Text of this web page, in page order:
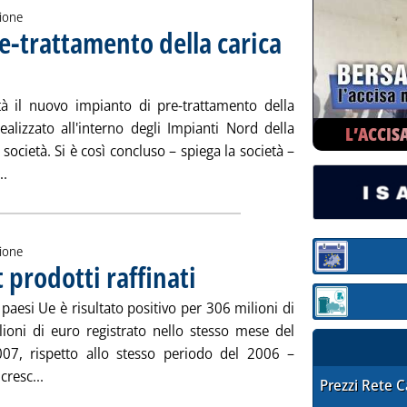
trattamento della carica
il nuovo impianto di pre-trattamento della
all'interno degli Impianti Nord della
Si è così concluso – spiega la società –
Leggi tutta la notizia: 'Erg, al via impianto pre-trattamento
prodotti raffinati . Pubblicata mercoledì 18 luglio 2007 alle 15.46.
Ue è risultato positivo per 306 milioni di
di euro registrato nello stesso mese del
rispetto allo stesso periodo del 2006 –
Leggi tutta la notizia: 'A maggio boom export prodotti
Sezione:
Sezione:
Prezzi Rete